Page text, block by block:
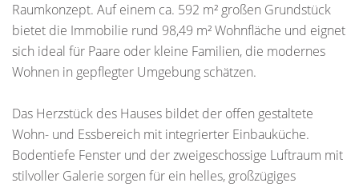
Raumkonzept. Auf einem ca. 592 m² großen Grundstück
bietet die Immobilie rund 98,49 m² Wohnfläche und eignet
sich ideal für Paare oder kleine Familien, die modernes
Wohnen in gepflegter Umgebung schätzen.
Das Herzstück des Hauses bildet der offen gestaltete
Wohn- und Essbereich mit integrierter Einbauküche.
Bodentiefe Fenster und der zweigeschossige Luftraum mit
stilvoller Galerie sorgen für ein helles, großzügiges